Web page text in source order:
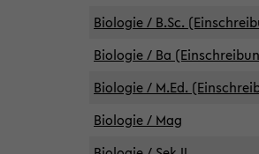
Biologie / B.Sc.
Biologie / Ba
Biologie / M.Ed.
Biologie / Mag